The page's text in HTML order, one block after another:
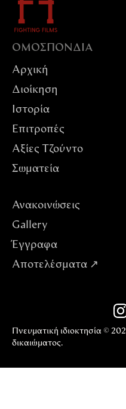
ΟΜΟΣΠΟΝΔIΑ
Αρχική
Διοίκηση
Ιστορία
Επιτροπές
Αξίες Tζούντο
Σωματεία
Ανακοινώσεις
Gallery
Έγγραφα
Αποτελέσματα ↗
Πνευματική ιδιοκτησία ©
δικαιώματος.